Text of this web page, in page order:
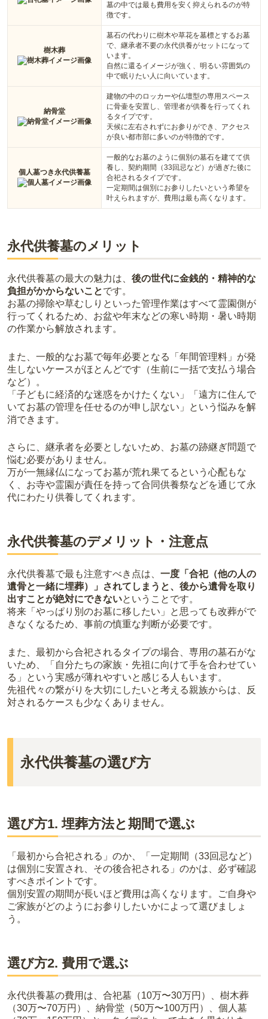
墓の中では最も費用を安く抑えられるのが特
徴です。
樹木葬
墓石の代わりに樹木や草花を墓標とするお墓
で、継承者不要の永代供養がセットになって
います。
自然に還るイメージが強く、明るい雰囲気の
中で眠りたい人に向いています。
納骨堂
建物の中のロッカーや仏壇型の専用スペース
に骨壷を安置し、管理者が供養を行ってくれ
るタイプです。
天候に左右されずにお参りができ、アクセス
が良い都市部に多いのが特徴的です。
個人墓つき永代供養墓
一般的なお墓のように個別の墓石を建てて供
養し、契約期間（33回忌など）が過ぎた後に
合祀されるタイプです。
一定期間は個別にお参りしたいという希望を
叶えられますが、費用は最も高くなります。
永代供養墓のメリット
永代供養墓の最大の魅力は、 後の世代に金銭的・精神的な
負担がかからないことです。
お墓の掃除や草むしりといった管理作業はすべて霊園側が
行ってくれるため、お盆や年末などの寒い時期・暑い時期
の作業から解放されます。
また、一般的なお墓で毎年必要となる「年間管理料」が発
生しないケースがほとんどです（生前に一括で支払う場合
など）。
「子どもに経済的な迷惑をかけたくない」「遠方に住んで
いてお墓の管理を任せるのが申し訳ない」という悩みを解
消できます。
さらに、継承者を必要としないため、お墓の跡継ぎ問題で
悩む必要がありません。
万が一無縁仏になってお墓が荒れ果てるという心配もな
く、お寺や霊園が責任を持って合同供養祭などを通じて永
代にわたり供養してくれます。
永代供養墓のデメリット・注意点
永代供養墓で最も注意すべき点は、 一度「合祀（他の人の
遺骨と一緒に埋葬）」されてしまうと、後から遺骨を取り
出すことが絶対にできないということです。
将来「やっぱり別のお墓に移したい」と思っても改葬がで
きなくなるため、事前の慎重な判断が必要です。
また、最初から合祀されるタイプの場合、専用の墓石がな
いため、「自分たちの家族・先祖に向けて手を合わせてい
る」という実感が薄れやすいと感じる人もいます。
先祖代々の繋がりを大切にしたいと考える親族からは、反
対されるケースも少なくありません。
永代供養墓の選び方
選び方1. 埋葬方法と期間で選ぶ
「最初から合祀される」のか、「一定期間（33回忌など）
は個別に安置され、その後合祀される」のかは、必ず確認
すべきポイントです。
個別安置の期間が長いほど費用は高くなります。ご自身や
ご家族がどのようにお参りしたいかによって選びましょ
う。
選び方2. 費用で選ぶ
永代供養墓の費用は、合祀墓（10万〜30万円）、樹木葬
（30万〜70万円）、納骨堂（50万〜100万円）、個人墓